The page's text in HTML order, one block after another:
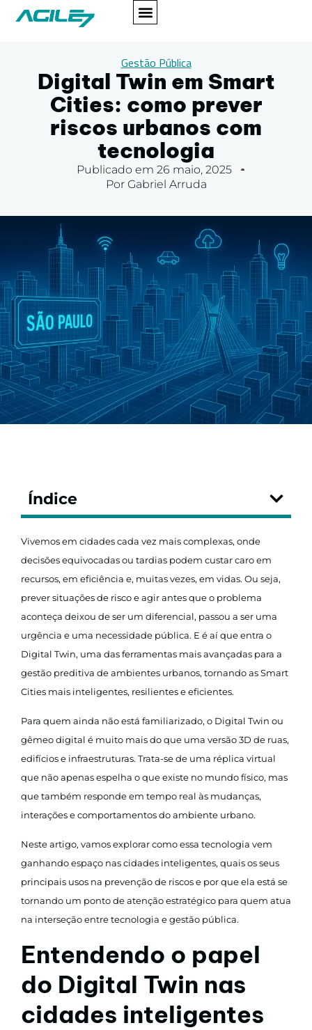
Gestão Pública
Digital Twin em Smart
Cities: como prever
riscos urbanos com
tecnologia
Publicado em 26 maio, 2025
PorGabriel Arruda
Índice
Vivemos em cidades cada vez mais complexas, onde
decisões equivocadas ou tardias podem custar caro em
recursos, em eficiência e, muitas vezes, em vidas. Ou seja,
prever situações de risco e agir antes que o problema
aconteça deixou de ser um diferencial, passou a ser uma
urgência e uma necessidade pública. E é aí que entra o
Digital Twin, uma das ferramentas mais avançadas para a
gestão preditiva de ambientes urbanos, tornando as Smart
Cities mais inteligentes, resilientes e eficientes.
Para quem ainda não está familiarizado, o Digital Twin ou
gêmeo digital é muito mais do que uma versão 3D de ruas,
edifícios e infraestruturas. Trata-se de uma réplica virtual
que não apenas espelha o que existe no mundo físico, mas
que também responde em tempo real às mudanças,
interações e comportamentos do ambiente urbano.
Neste artigo, vamos explorar como essa tecnologia vem
ganhando espaço nas cidades inteligentes, quais os seus
principais usos na prevenção de riscos e por que ela está se
tornando um ponto de atenção estratégico para quem atua
na interseção entre tecnologia e gestão pública.
Entendendo o papel
do Digital Twin nas
cidades inteligentes